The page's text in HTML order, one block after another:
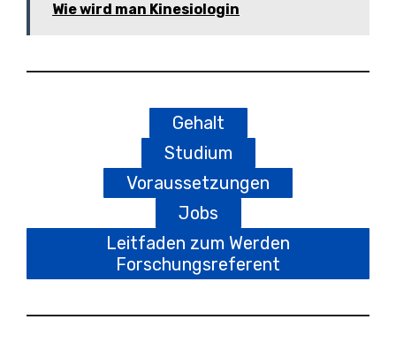
Wie wird man Kinesiologin
Gehalt
Studium
Voraussetzungen
Jobs
Leitfaden zum Werden
Forschungsreferent